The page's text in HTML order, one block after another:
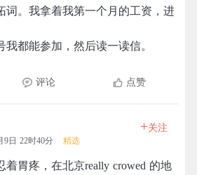
词。我拿着我第一个月的工资，进
我都能参加，然后读一读信。
评论 点赞
9日 22时40分 精选
+关注
着胃疼，在北京really crowed 的地